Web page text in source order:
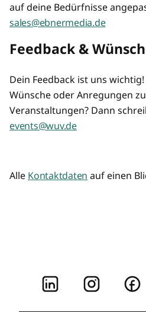
auf deine Bedürfnisse
sales@ebnermedia.de
Feedback &
Dein Feedback ist uns
Wünsche oder Anregungen
Veranstaltungen? Dann
events@wuv.de
Alle Kontaktdaten auf einen